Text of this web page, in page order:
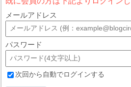
メールアドレス
パスワード
次回から自動でログインする